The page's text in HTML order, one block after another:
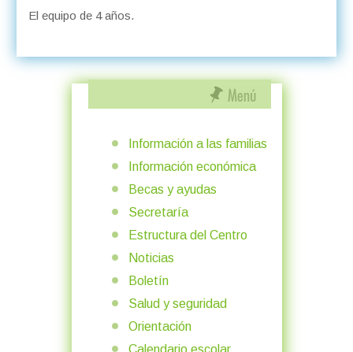
El equipo de 4 años.
Información a las familias
Información económica
Becas y ayudas
Secretaría
Estructura del Centro
Noticias
Boletín
Salud y seguridad
Orientación
Calendario escolar